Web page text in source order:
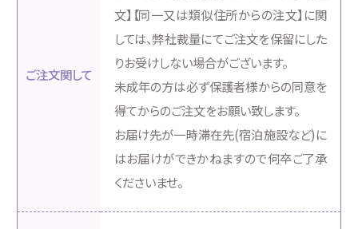
ご注文関して
文】【同一又は類似住所からの注文】に関
しては、弊社裁量にてご注文を保留にした
りお受けしない場合がございます。
未成年の方は必ず保護者様からの同意を
得てからのご注文をお願い致します。
お届け先が一時滞在先(宿泊施設など)に
はお届けができかねますので何卒ご了承
くださいませ。